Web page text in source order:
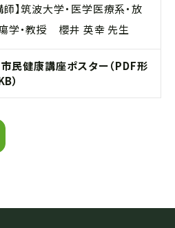
師】筑波大学・医学医療系・放
学・教授 櫻井 英幸 先生
民健康講座ポスター（PDF形
）